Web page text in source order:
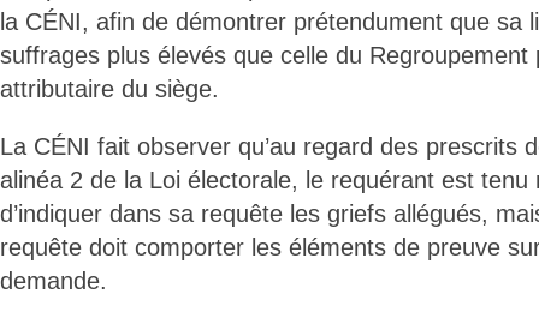
la CÉNI, afin de démontrer prétendument que sa
suffrages plus élevés que celle du Regroupement
attributaire du siège.
La CÉNI fait observer qu’au regard des prescrits
alinéa 2 de la Loi électorale, le requérant est tenu
d’indiquer dans sa requête les griefs allégués,
requête doit comporter les éléments de preuve
demande.